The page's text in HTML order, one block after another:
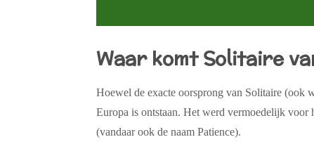
Waar komt Solitaire
Hoewel de exacte oorsprong van Solitaire (ook
Europa is ontstaan. Het werd vermoedelijk voor
(vandaar ook de naam Patience).